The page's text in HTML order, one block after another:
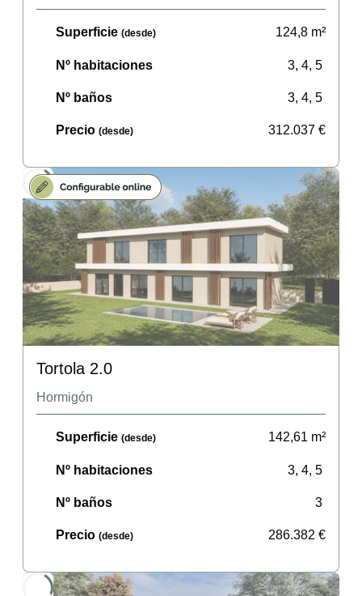
Superficie (desde) 124,8 m²
Nº habitaciones 3, 4, 5
Nº baños 3, 4, 5
Precio (desde) 312.037 €
Tortola 2.0
Hormigón
Superficie (desde) 142,61 m²
Nº habitaciones 3, 4, 5
Nº baños 3
Precio (desde) 286.382 €